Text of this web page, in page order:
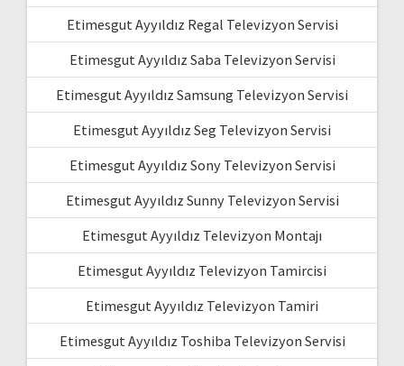
Etimesgut Ayyıldız Regal Televizyon Servisi
Etimesgut Ayyıldız Saba Televizyon Servisi
Etimesgut Ayyıldız Samsung Televizyon Servisi
Etimesgut Ayyıldız Seg Televizyon Servisi
Etimesgut Ayyıldız Sony Televizyon Servisi
Etimesgut Ayyıldız Sunny Televizyon Servisi
Etimesgut Ayyıldız Televizyon Montajı
Etimesgut Ayyıldız Televizyon Tamircisi
Etimesgut Ayyıldız Televizyon Tamiri
Etimesgut Ayyıldız Toshiba Televizyon Servisi